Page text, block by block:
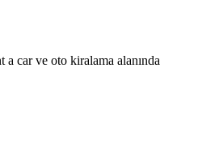
car ve oto kiralama alanında